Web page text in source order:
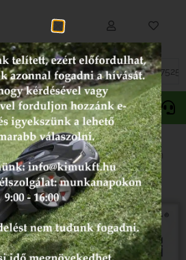
kannák
Gepida Oregon
/ Karburátor Briggs&Stratton